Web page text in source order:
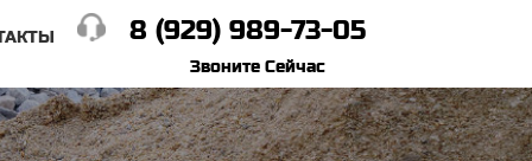
8 (929) 989-73-05
Звоните Сейчас